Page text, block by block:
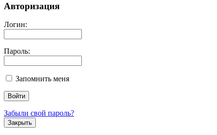
Авторизация
Логин:
Пароль:
Запомнить меня
Забыли свой пароль?
Закрыть